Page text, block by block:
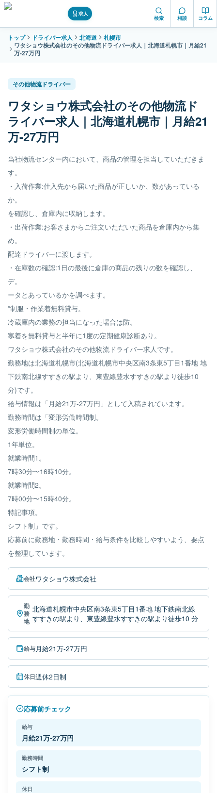
求人
検索 相談 コラム
トップ ドライバー求人 北海道
札幌市
ワタショウ株式会社のその他物流ドライバー求人｜北海道札幌市｜月給21
万-27万円
その他物流ドライバー
ワタショウ株式会社のその他物流ド
ライバー求人｜北海道札幌市｜月給21
万-27万円
当社物流センター内において、商品の管理を担当していただきま
す。
・入荷作業:仕入先から届いた商品が正しいか、数があっている
か。
を確認し、倉庫内に収納します。
・出荷作業:お客さまからご注文いただいた商品を倉庫内から集
め。
配達ドライバーに渡します。
・在庫数の確認:1日の最後に倉庫の商品の残りの数を確認し、
デ。
ータとあっているかを調べます。
*制服・作業着無料貸与。
冷蔵庫内の業務の担当になった場合は防。
寒着を無料貸与と半年に1度の定期健康診断あり。
ワタショウ株式会社のその他物流ドライバー求人です。
勤務地は北海道札幌市(北海道札幌市中央区南3条東5丁目1番地 地
下鉄南北線すすきの駅より、東豊線豊水すすきの駅より徒歩10
分)です。
給与情報は「月給21万-27万円」として入稿されています。
勤務時間は「変形労働時間制。
変形労働時間制の単位。
1年単位。
就業時間1。
7時30分〜16時10分。
就業時間2。
7時00分〜15時40分。
特記事項。
シフト制」です。
応募前に勤務地・勤務時間・給与条件を比較しやすいよう、要点
を整理しています。
会社ワタショウ株式会社
勤
務
地
北海道札幌市中央区南3条東5丁目1番地 地下鉄南北線
すすきの駅より、東豊線豊水すすきの駅より徒歩10 分
給与月給21万-27万円
休日週休2日制
応募前チェック
給与
月給21万-27万円
勤務時間
シフト制
休日